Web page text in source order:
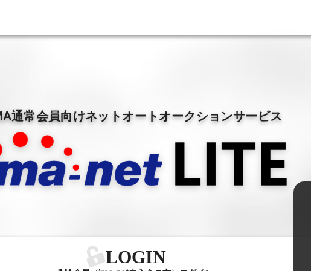
通常会員向けネットオートオークションサービス
LOGIN